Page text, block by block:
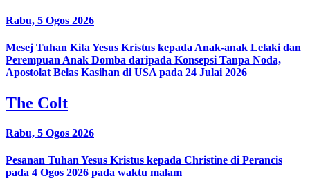
Rabu, 5 Ogos 2026
Mesej Tuhan Kita Yesus Kristus kepada Anak-anak Lelaki dan
Perempuan Anak Domba daripada Konsepsi Tanpa Noda,
Apostolat Belas Kasihan di USA pada 24 Julai 2026
The Colt
Rabu, 5 Ogos 2026
Pesanan Tuhan Yesus Kristus kepada Christine di Perancis
pada 4 Ogos 2026 pada waktu malam